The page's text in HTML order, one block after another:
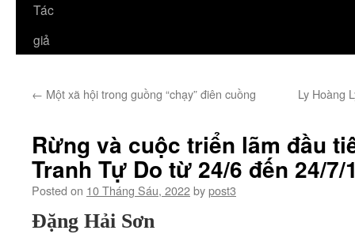
Tác
giả
← Một xã hội trong guồng “chạy” điên cuồng Ly Hoàng
Rừng và cuộc triển lãm đầu
Tranh Tự Do từ 24/6 đến 24/7/
Posted on 10 Tháng Sáu, 2022bypost3
Đặng Hải Sơn